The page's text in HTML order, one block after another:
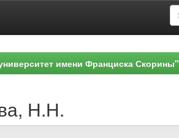
имени Франциска Скорины"
Н.Н.